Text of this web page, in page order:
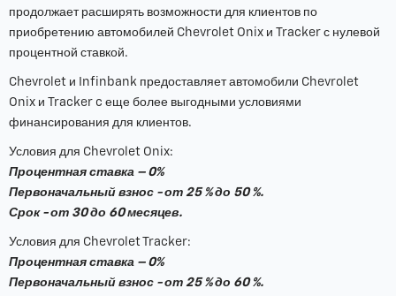
продолжает расширять возможности для клиентов по
приобретению автомобилей Chevrolet Onix и Tracker с нулевой
процентной ставкой.
Chevrolet и Infinbank предоставляет автомобили Chevrolet
Onix и Tracker c еще более выгодными условиями
финансирования для клиентов.
Условия для Chevrolet Onix:
Процентная ставка – 0%
Первоначальный взнос - от 25 % до 50 %.
Срок - от 30 до 60 месяцев.
Условия для Chevrolet Tracker:
Процентная ставка – 0%
Первоначальный взнос - от 25 % до 60 %.